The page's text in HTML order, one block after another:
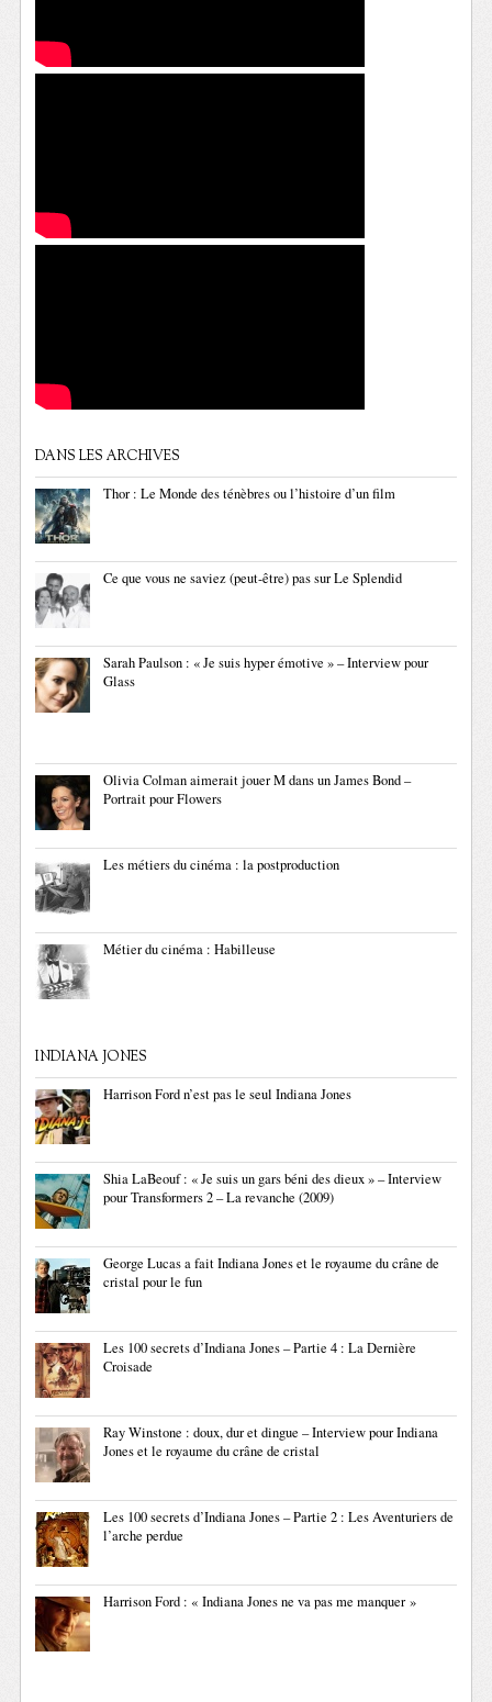
DANS LES ARCHIVES
Thor : Le Monde des ténèbres ou l’histoire d’un film
Ce que vous ne saviez (peut-être) pas sur Le Splendid
Sarah Paulson : « Je suis hyper émotive » – Interview pour
Glass
Olivia Colman aimerait jouer M dans un James Bond –
Portrait pour Flowers
Les métiers du cinéma : la postproduction
Métier du cinéma : Habilleuse
INDIANA JONES
Harrison Ford n’est pas le seul Indiana Jones
Shia LaBeouf : « Je suis un gars béni des dieux » – Interview
pour Transformers 2 – La revanche (2009)
George Lucas a fait Indiana Jones et le royaume du crâne de
cristal pour le fun
Les 100 secrets d’Indiana Jones – Partie 4 : La Dernière
Croisade
Ray Winstone : doux, dur et dingue – Interview pour Indiana
Jones et le royaume du crâne de cristal
Les 100 secrets d’Indiana Jones – Partie 2 : Les Aventuriers de
l’arche perdue
Harrison Ford : « Indiana Jones ne va pas me manquer »